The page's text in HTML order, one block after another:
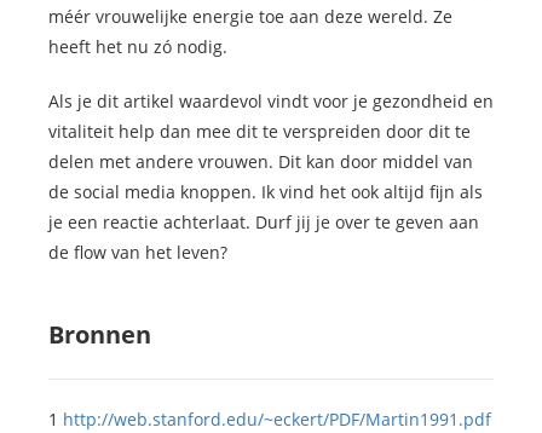
méér vrouwelijke energie toe aan deze wereld. Ze
heeft het nu zó nodig.
Als je dit artikel waardevol vindt voor je gezondheid en
vitaliteit help dan mee dit te verspreiden door dit te
delen met andere vrouwen. Dit kan door middel van
de social media knoppen. Ik vind het ook altijd fijn als
je een reactie achterlaat. Durf jij je over te geven aan
de flow van het leven?
Bronnen
1 http://web.stanford.edu/~eckert/PDF/Martin1991.pdf